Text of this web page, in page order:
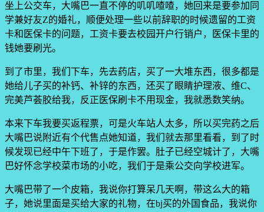
坐上公交车，大嘴巴一直不停的叽叽喳喳，她回来是要参加同
学兼好友Z的婚礼，顺便处理一些以前辞职的时候遗留的工资
卡和医保卡的问题，工资卡要去校园开户行销户，医保卡里的
钱她要刷光。
到了市里，我们下车，先去药店，买了一大堆东西，很多都是
她给儿子买的补钙、补锌的东西，还买了眼睛护理液、维C、
完美芦荟胶给我，反正医保刷卡不用现金，我就悉数笑纳。
本来下车我要买返程票，可是火车站人太多，所以买完药之后
大嘴巴说附近有个代售点她知道，我们就去那里看看，到了时
候发现已经中午下班了，于是作罢。肚子已经空城计了，大嘴
巴好怀念学校菜市场的小吃，我们于是乘公交向学校进军。
大嘴巴带了一个皮箱，我说你打算呆几天啊，带这么大的箱
子，她说里面是买给大家的礼物，在bj买的外国食品，我说你